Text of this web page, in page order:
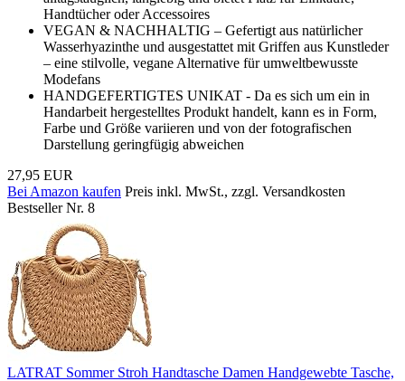
Handtücher oder Accessoires
VEGAN & NACHHALTIG – Gefertigt aus natürlicher
Wasserhyazinthe und ausgestattet mit Griffen aus Kunstleder
– eine stilvolle, vegane Alternative für umweltbewusste
Modefans
HANDGEFERTIGTES UNIKAT - Da es sich um ein in
Handarbeit hergestelltes Produkt handelt, kann es in Form,
Farbe und Größe variieren und von der fotografischen
Darstellung geringfügig abweichen
27,95 EUR
Bei Amazon kaufen Preis inkl. MwSt., zzgl. Versandkosten
Bestseller Nr. 8
LATRAT Sommer Stroh Handtasche Damen Handgewebte Tasche,